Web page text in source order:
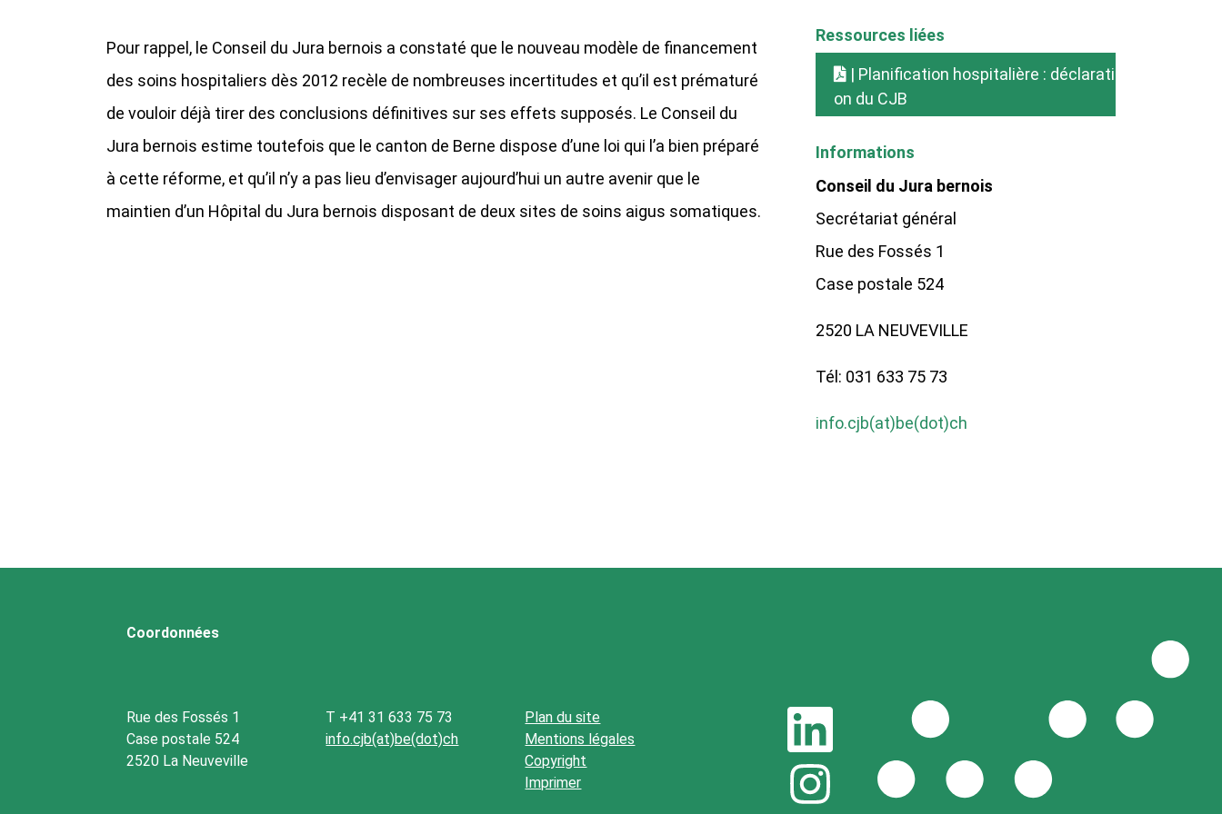
Pour rappel, le Conseil du Jura bernois a constaté que le nouveau modèle de financement
des soins hospitaliers dès 2012 recèle de nombreuses incertitudes et qu’il est prématuré
de vouloir déjà tirer des conclusions définitives sur ses effets supposés. Le Conseil du
Jura bernois estime toutefois que le canton de Berne dispose d’une loi qui l’a bien préparé
à cette réforme, et qu’il n’y a pas lieu d’envisager aujourd’hui un autre avenir que le
maintien d’un Hôpital du Jura bernois disposant de deux sites de soins aigus somatiques.
Ressources liées
| Planification hospitalière : déclarati
on du CJB
Informations
Conseil du Jura bernois
Secrétariat général
Rue des Fossés 1
Case postale 524
2520 LA NEUVEVILLE
Tél: 031 633 75 73
info.cjb(at)be(dot)ch
Coordonnées
Rue des Fossés 1
Case postale 524
2520 La Neuveville
T +41 31 633 75 73
info.cjb(at)be(dot)ch
Plan du site
Mentions légales
Copyright
Imprimer